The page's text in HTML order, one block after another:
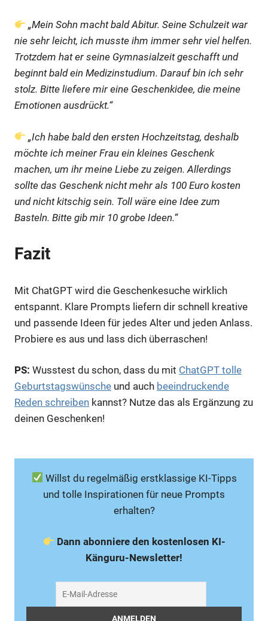
„Mein Sohn macht bald Abitur. Seine Schulzeit war
nie sehr leicht, ich musste ihm immer sehr viel helfen.
Trotzdem hat er seine Gymnasialzeit geschafft und
beginnt bald ein Medizinstudium. Darauf bin ich sehr
stolz. Bitte liefere mir eine Geschenkidee, die meine
Emotionen ausdrückt.“
„Ich habe bald den ersten Hochzeitstag, deshalb
möchte ich meiner Frau ein kleines Geschenk
machen, um ihr meine Liebe zu zeigen. Allerdings
sollte das Geschenk nicht mehr als 100 Euro kosten
und nicht kitschig sein. Toll wäre eine Idee zum
Basteln. Bitte gib mir 10 grobe Ideen.“
Fazit
Mit ChatGPT wird die Geschenkesuche wirklich
entspannt. Klare Prompts liefern dir schnell kreative
und passende Ideen für jedes Alter und jeden Anlass.
Probiere es aus und lass dich überraschen!
PS: Wusstest du schon, dass du mit ChatGPT tolle
Geburtstagswünsche und auch beeindruckende
Reden schreiben kannst? Nutze das als Ergänzung zu
deinen Geschenken!
Willst du regelmäßig erstklassige KI-Tipps
und tolle Inspirationen für neue Prompts
erhalten?
Dann abonniere den kostenlosen KI-
Känguru-Newsletter!